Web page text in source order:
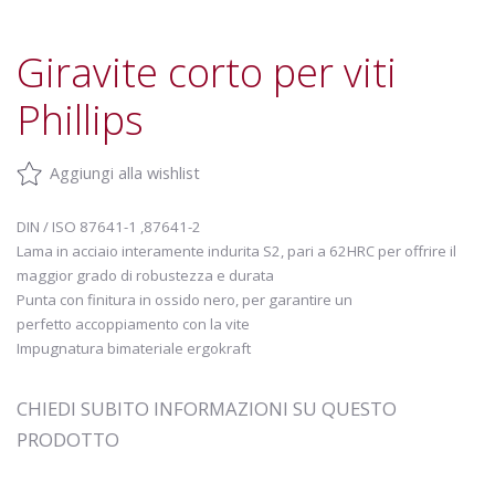
Giravite corto per viti
Phillips
Aggiungi alla wishlist
DIN / ISO 87641-1 ,87641-2
Lama in acciaio interamente indurita S2, pari a 62HRC per offrire il
maggior grado di robustezza e durata
Punta con finitura in ossido nero, per garantire un
perfetto accoppiamento con la vite
Impugnatura bimateriale ergokraft
CHIEDI SUBITO INFORMAZIONI SU QUESTO
PRODOTTO